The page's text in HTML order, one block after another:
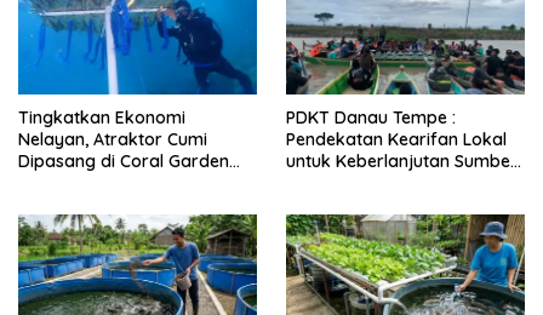
Tingkatkan Ekonomi
Nelayan, Atraktor Cumi
Dipasang di Coral Garden
PDKT Danau Tempe :
Pendekatan Kearifan Lokal
untuk Keberlanjutan Sumber